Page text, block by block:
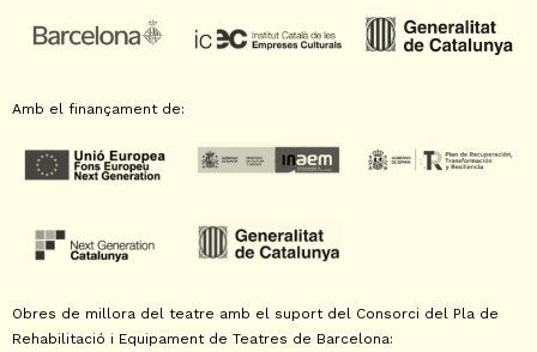
Amb el finançament de:
Obres de millora del teatre amb el suport del Consorci del Pla de
Rehabilitació i Equipament de Teatres de Barcelona: